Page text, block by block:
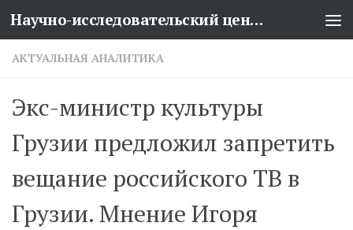
Перейти к содержимому Научно-исследовательский центр проблем национальной безопасности
АКТУАЛЬНАЯ АНАЛИТИКА
Экс-министр культуры
Грузии предложил запретить
вещание российского ТВ в
Грузии. Мнение Игоря